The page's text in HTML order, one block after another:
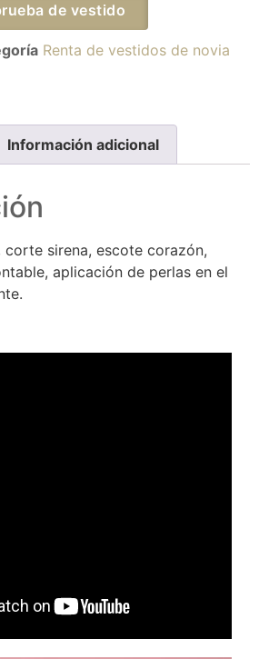
de vestido
Renta de vestidos de novia
Información adicional
sirena, escote corazón,
aplicación de perlas en el